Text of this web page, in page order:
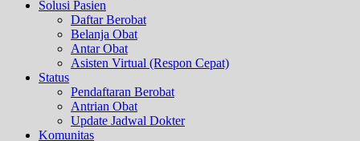
Solusi Pasien
Daftar Berobat
Belanja Obat
Antar Obat
Asisten Virtual (Respon Cepat)
Status
Pendaftaran Berobat
Antrian Obat
Update Jadwal Dokter
Komunitas